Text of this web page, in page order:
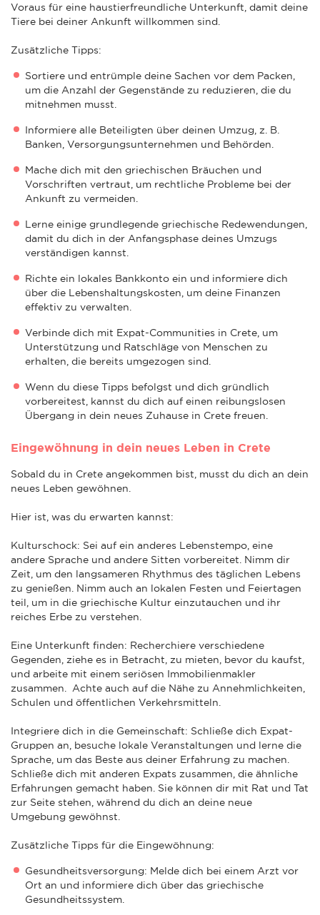
Voraus für eine haustierfreundliche Unterkunft, damit deine
Tiere bei deiner Ankunft willkommen sind.
Zusätzliche Tipps:
Sortiere und entrümple deine Sachen vor dem Packen,
um die Anzahl der Gegenstände zu reduzieren, die du
mitnehmen musst.
Informiere alle Beteiligten über deinen Umzug, z. B.
Banken, Versorgungsunternehmen und Behörden.
Mache dich mit den griechischen Bräuchen und
Vorschriften vertraut, um rechtliche Probleme bei der
Ankunft zu vermeiden.
Lerne einige grundlegende griechische Redewendungen,
damit du dich in der Anfangsphase deines Umzugs
verständigen kannst.
Richte ein lokales Bankkonto ein und informiere dich
über die Lebenshaltungskosten, um deine Finanzen
effektiv zu verwalten.
Verbinde dich mit Expat-Communities in Crete, um
Unterstützung und Ratschläge von Menschen zu
erhalten, die bereits umgezogen sind.
Wenn du diese Tipps befolgst und dich gründlich
vorbereitest, kannst du dich auf einen reibungslosen
Übergang in dein neues Zuhause in Crete freuen.
Eingewöhnung in dein neues Leben in Crete
Sobald du in Crete angekommen bist, musst du dich an dein
neues Leben gewöhnen.
Hier ist, was du erwarten kannst:
Kulturschock: Sei auf ein anderes Lebenstempo, eine
andere Sprache und andere Sitten vorbereitet. Nimm dir
Zeit, um den langsameren Rhythmus des täglichen Lebens
zu genießen. Nimm auch an lokalen Festen und Feiertagen
teil, um in die griechische Kultur einzutauchen und ihr
reiches Erbe zu verstehen.
Eine Unterkunft finden: Recherchiere verschiedene
Gegenden, ziehe es in Betracht, zu mieten, bevor du kaufst,
und arbeite mit einem seriösen Immobilienmakler
zusammen. Achte auch auf die Nähe zu Annehmlichkeiten,
Schulen und öffentlichen Verkehrsmitteln.
Integriere dich in die Gemeinschaft: Schließe dich Expat-
Gruppen an, besuche lokale Veranstaltungen und lerne die
Sprache, um das Beste aus deiner Erfahrung zu machen.
Schließe dich mit anderen Expats zusammen, die ähnliche
Erfahrungen gemacht haben. Sie können dir mit Rat und Tat
zur Seite stehen, während du dich an deine neue
Umgebung gewöhnst.
Zusätzliche Tipps für die Eingewöhnung:
Gesundheitsversorgung: Melde dich bei einem Arzt vor
Ort an und informiere dich über das griechische
Gesundheitssystem.